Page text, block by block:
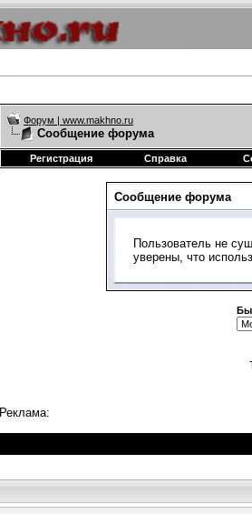
Форум | www.makhno.ru
Сообщение форума
Регистрация Справка
Сообщение форума
Пользователь не
уверены, что
Реклама: